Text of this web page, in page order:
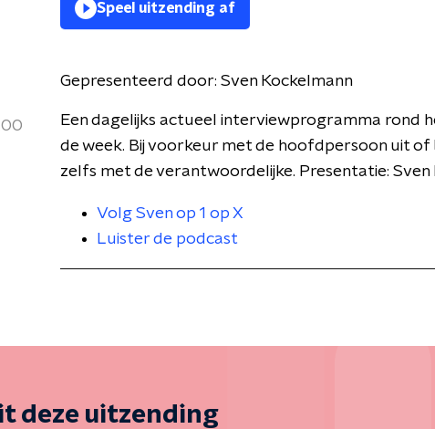
Speel uitzending af
Gepresenteerd door: Sven Kockelmann
Een dagelijks actueel interviewprogramma rond
de week. Bij voorkeur met de hoofdpersoon uit of
zelfs met de verantwoordelijke. Presentatie: Sven
Volg Sven op 1 op X
Luister de podcast
deze uitzending